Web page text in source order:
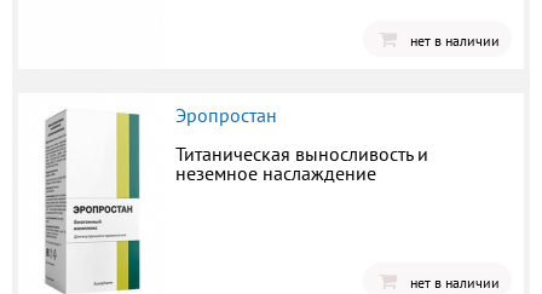
нет в наличии
Эропростан
Титаническая выносливость и
неземное наслаждение
нет в наличии